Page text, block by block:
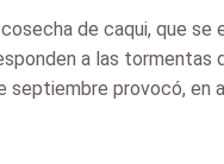
de caqui, que se
a las
provocó, en